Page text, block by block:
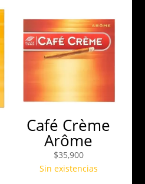
Café Crème
Arôme
$35,900
Sin existencias